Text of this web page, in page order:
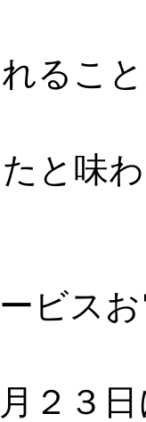
るこ
と味
ビス
２３